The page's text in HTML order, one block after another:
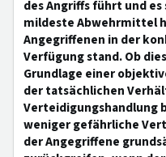
des Angriffs führt und es
mildeste Abwehrmittel
Angegriffenen in der
Verfügung stand. Ob
Grundlage einer
der tatsächlichen
Verteidigungshandlung
weniger gefährliche
der Angegriffene